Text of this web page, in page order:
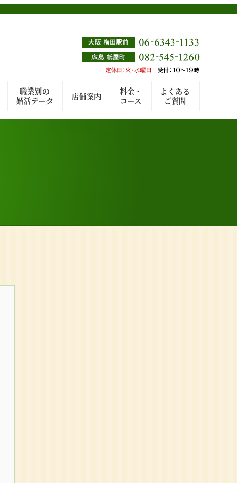
職業別の
婚活データ
店舗案内
料金・
コース
よくある
ご質問